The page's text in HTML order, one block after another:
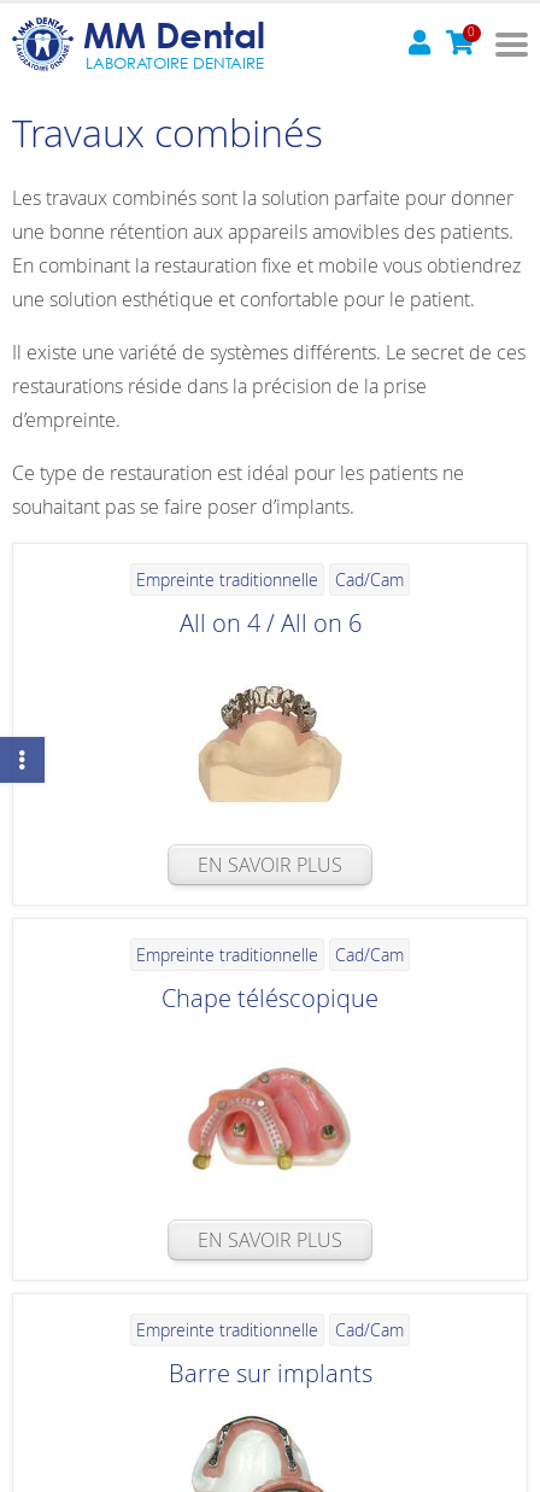
MM Dental
LABORATOIRE DENTAIRE
0
Travaux combinés
Les travaux combinés sont la solution parfaite pour donner
une bonne rétention aux appareils amovibles des patients.
En combinant la restauration fixe et mobile vous obtiendrez
une solution esthétique et confortable pour le patient.
Il existe une variété de systèmes différents. Le secret de ces
restaurations réside dans la précision de la prise
d’empreinte.
Ce type de restauration est idéal pour les patients ne
souhaitant pas se faire poser d’implants.
Empreinte traditionnelle Cad/Cam
All on 4 / All on 6
EN SAVOIR PLUS
Empreinte traditionnelle Cad/Cam
Chape téléscopique
EN SAVOIR PLUS
Empreinte traditionnelle Cad/Cam
Barre sur implants